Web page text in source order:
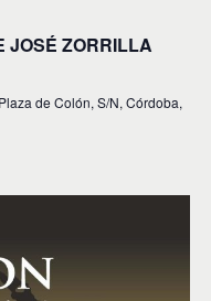
JOSÉ ZORRILLA
Plaza de Colón, S/N, Córdoba,